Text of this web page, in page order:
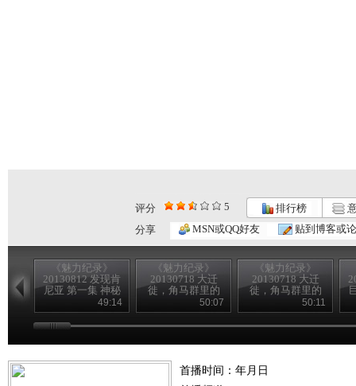
评分 5 排行榜
分享
MSN或QQ好友 贴到博客或
《魅力纪录》
20130812 发现肯
尼亚 第一集 神秘
49:14
《魅力纪录》
20130718 大迁
徙，角马群里的
间谍 第二集 横渡
50:07
《魅力纪录》
20130718 大迁
徙，角马群里的
间谍 第一集 征途
50:11
首播时间：年月日